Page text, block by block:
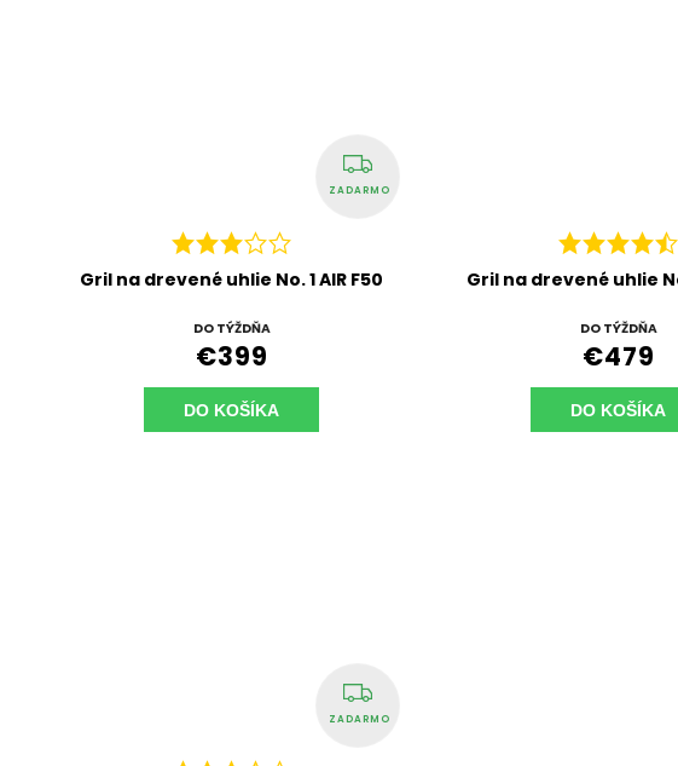
ZADARMO
Gril na drevené uhlie No. 1 AIR F50
DO TÝŽDŇA
€399
DO KOŠÍKA
Gril na drevené uhlie
DO TÝŽDŇA
€479
DO KOŠÍKA
ZADARMO